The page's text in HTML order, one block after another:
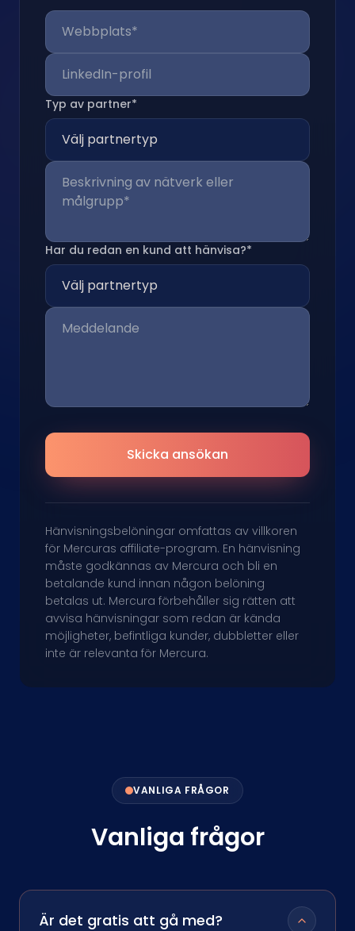
Typ av partner*
Har du redan en kund att hänvisa?*
Skicka ansökan
Hänvisningsbelöningar omfattas av villkoren
för Mercuras affiliate-program. En hänvisning
måste godkännas av Mercura och bli en
betalande kund innan någon belöning
betalas ut. Mercura förbehåller sig rätten att
avvisa hänvisningar som redan är kända
möjligheter, befintliga kunder, dubbletter eller
inte är relevanta för Mercura.
VANLIGA FRÅGOR
Vanliga frågor
Är det gratis att gå med?